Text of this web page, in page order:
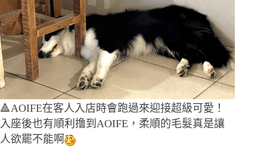
🔺AOIFE在客人入店時會跑過來迎接超級可愛！
入座後也有順利撸到AOIFE，柔順的毛髮真是讓
人欲罷不能啊